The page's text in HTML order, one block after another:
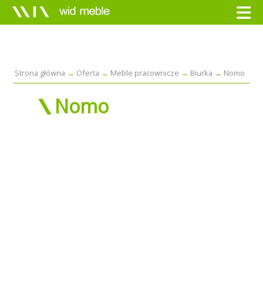
Strona główna Oferta Meble pracownicze Biurka Nomo
Nomo